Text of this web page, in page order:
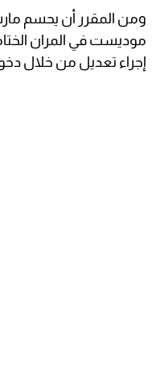
ومن المقرر أن يحسم
موديست في المران
إجراء تعديل من خلال